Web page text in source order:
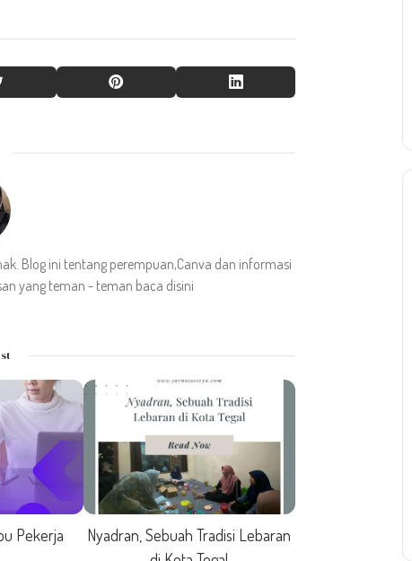
Blog ini tentang perempuan,Canva dan informasi
yang teman - teman baca disini
Pekerja
Nyadran, Sebuah Tradisi Lebaran